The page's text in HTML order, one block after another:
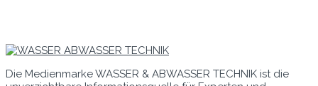
Die Medienmarke WASSER & ABWASSER TECHNIK ist die